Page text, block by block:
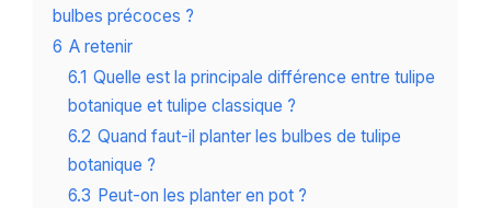
bulbes précoces ?
6 A retenir
6.1 Quelle est la principale différence entre tulipe
botanique et tulipe classique ?
6.2 Quand faut-il planter les bulbes de tulipe
botanique ?
6.3 Peut-on les planter en pot ?